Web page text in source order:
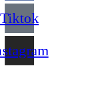
Tiktok